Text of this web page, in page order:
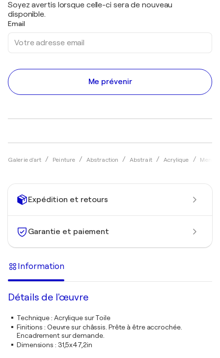
Galerie d'art Peinture Abstraction Abstrait Acrylique Menu
Soyez avertis lorsque celle-ci sera de nouveau
disponible.
Email
Me prévenir
Expédition et retours
Garantie et paiement
Information
Détails de l'œuvre
Technique: Acrylique sur Toile
Finitions : Oeuvre sur châssis. Prête à être accrochée.
Encadrement sur demande.
Dimensions : 31,5x47,2in